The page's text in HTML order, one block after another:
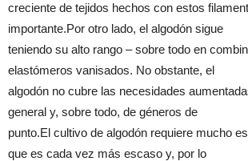
creciente de tejidos hechos con estos
importante.Por otro lado, el algodón sigue
teniendo su alto rango – sobre todo en
elastómeros vanisados. No obstante, el
algodón no cubre las necesidades
general y, sobre todo, de géneros de
punto.El cultivo de algodón requiere mucho
que es cada vez más escaso y, por lo